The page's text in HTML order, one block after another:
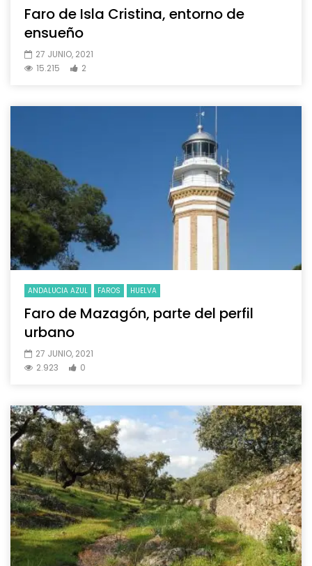
Faro de Isla Cristina, entorno de
ensueño
27 JUNIO, 2021
15.215
2
ANDALUCIA AZUL FAROS HUELVA
Faro de Mazagón, parte del perfil
urbano
27 JUNIO, 2021
2.923
0